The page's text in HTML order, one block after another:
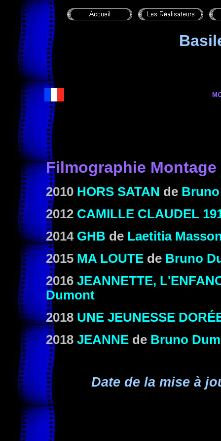
Filmographie Montage
2010 HORS SATAN de
2012 CAMILLE CLAUDEL
2014 GHB de Laetitia
2015 MA LOUTE de Bruno
2016 JEANNETTE,
Dumont
2018 UNE JEUNESSE
2018 JEANNE de Bruno
Date de la mise à